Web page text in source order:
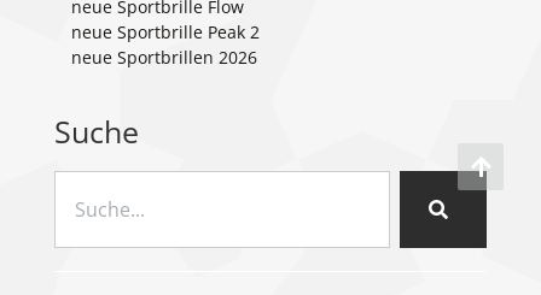
neue Sportbrille Flow
neue Sportbrille Peak 2
neue Sportbrillen 2026
Suche